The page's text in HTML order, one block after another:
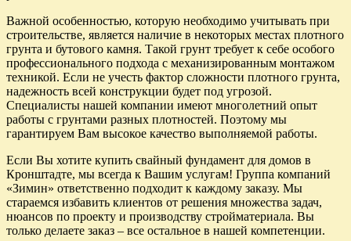
Важной особенностью, которую необходимо учитывать при
строительстве, является наличие в некоторых местах плотного
грунта и бутового камня. Такой грунт требует к себе особого
профессионального подхода с механизированным монтажом
техникой. Если не учесть фактор сложности плотного грунта,
надежность всей конструкции будет под угрозой.
Специалисты нашей компании имеют многолетний опыт
работы с грунтами разных плотностей. Поэтому мы
гарантируем Вам высокое качество выполняемой работы.
Если Вы хотите купить свайный фундамент для домов в
Кронштадте, мы всегда к Вашим услугам! Группа компаний
«Зимин» ответственно подходит к каждому заказу. Мы
стараемся избавить клиентов от решения множества задач,
нюансов по проекту и производству стройматериала. Вы
только делаете заказ – все остальное в нашей компетенции.